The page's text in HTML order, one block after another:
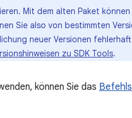
Mit dem alten Paket
Sie also von bestimmten
neuer Versionen
zu SDK Tools.
können Sie das